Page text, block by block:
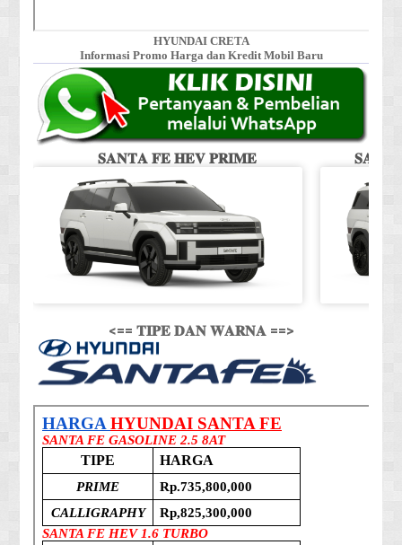
HYUNDAI CRETA
Informasi Promo Harga dan Kredit Mobil Baru
𝐒𝐀𝐍𝐓𝐀 𝐅𝐄 𝐇𝐄𝐕 𝐏𝐑𝐈𝐌𝐄
<== 𝐓𝐈𝐏𝐄 𝐃𝐀𝐍 𝐖𝐀𝐑𝐍𝐀 ==>